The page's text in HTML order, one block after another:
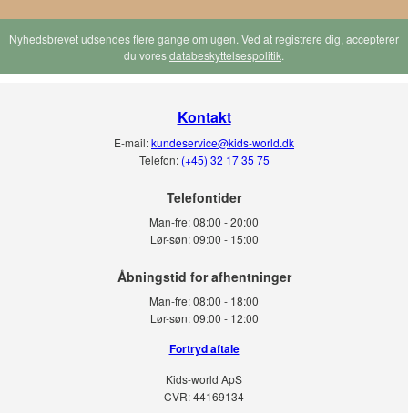
Nyhedsbrevet udsendes flere gange om ugen. Ved at registrere dig, accepterer
du voresdatabeskyttelsespolitik.
Kontakt
E-mail:kundeservice@kids-world.dk
Telefon: (+45) 32 17 35 75
Telefontider
Man-fre:08:00 - 20:00
Lør-søn: 09:00 - 15:00
Man-fre:08:00 - 18:00
Lør-søn:09:00 - 12:00
Fortryd aftale
Kids-world ApS
CVR: 44169134